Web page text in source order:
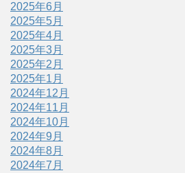
2025年6月
2025年5月
2025年4月
2025年3月
2025年2月
2025年1月
2024年12月
2024年11月
2024年10月
2024年9月
2024年8月
2024年7月